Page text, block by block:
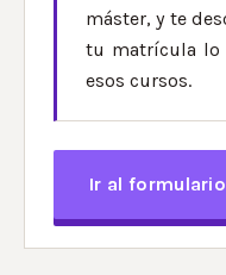
máster, y te
tu matrícula lo
esos cursos.
Ir al